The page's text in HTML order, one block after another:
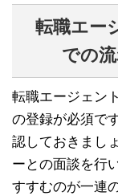
転職エー
での
転職エージェン
の登録が必須で
認しておきまし
ーとの面談を行
すすむのが一連